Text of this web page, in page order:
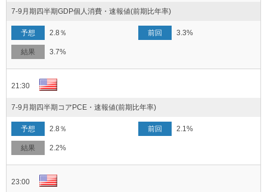
7-9月期四半期GDP個人消費・速報値(前期比年率)
2.8％ 3.3%
3.7%
21:30
7-9月期四半期コアPCE・速報値(前期比年率)
2.8％ 2.1%
2.2%
23:00